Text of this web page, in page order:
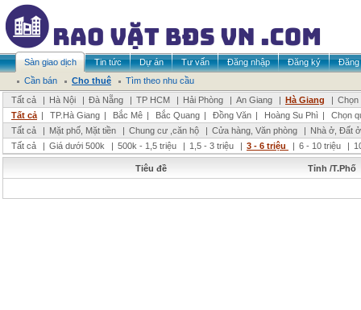
Sàn giao dịch Tin tức Dự án Tư vấn Đăng nhập Đăng ký
Đăng
Cần bán
Cho thuê
Tìm theo nhu cầu
Tất cả
| Hà Nội | Đà Nẵng | TP HCM | Hải Phòng | An Giang | Hà Giang | Chọn
Tất cả | TP.Hà Giang | Bắc Mê | Bắc Quang | Đồng Văn | Hoàng Su Phì |
Chọn
Tất cả
| Mặt phố, Mặt tiền | Chung cư ,căn hộ | Cửa hàng, Văn phòng | Nhà ở, Đất ở
Tất cả
| Giá dưới 500k | 500k - 1,5 triệu | 1,5 - 3 triệu | 3 - 6 triệu | 6 - 10 triệu |
Tiêu đề Tỉnh /T.Phố